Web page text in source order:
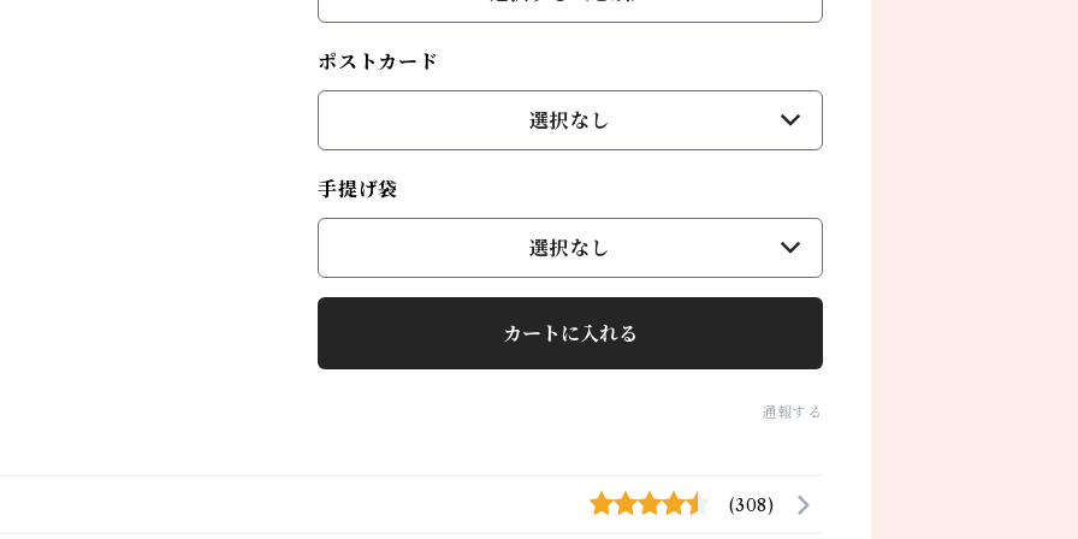
ポストカード
選択なし
手提げ袋
選択なし
カートに入れる
通報する
(308)